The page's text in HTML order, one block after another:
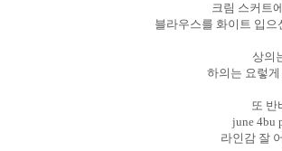
크림 스커트
블라우스를 화이트 입
상의
하의는 요렇
또 반
june 4bu
라인감 잘